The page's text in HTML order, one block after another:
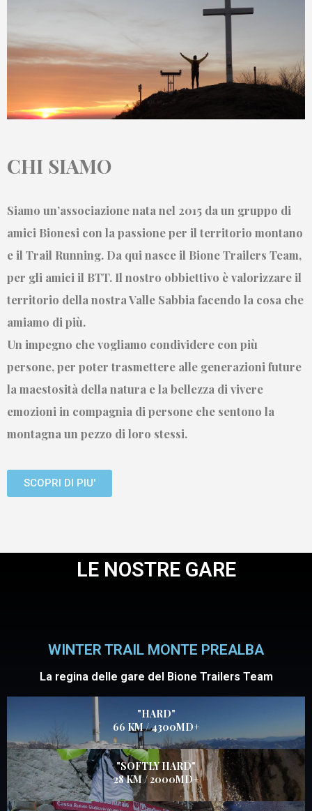
CHI SIAMO
Siamo un’associazione nata nel 2015 da un gruppo di
amici Bionesi con la passione per il territorio montano
e il Trail Running. Da qui nasce il Bione Trailers Team,
per gli amici il BTT. Il nostro obbiettivo è valorizzare il
territorio della nostra Valle Sabbia facendo la cosa che
amiamo di più.
Un impegno che vogliamo condividere con più
persone, per poter trasmettere alle generazioni future
la maestosità della natura e la bellezza di vivere
emozioni in compagnia di persone che sentono la
montagna un pezzo di loro stessi.
SCOPRI DI PIU'
LE NOSTRE GARE
WINTER TRAIL MONTE PREALBA
La regina delle gare del Bione Trailers Team
"HARD"
66 KM / 4300MD+
"SOFTLY HARD"
28 KM / 2000MD+